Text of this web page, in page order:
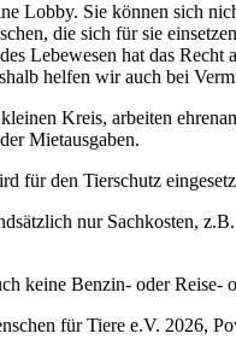
Lobby. Sie können sich
die sich für sie
Lebewesen hat das Recht
helfen wir auch bei
Kreis, arbeiten
Mietausgaben.
für den Tierschutz
nur Sachkosten,
keine Benzin- oder Reise-
für Tiere e.V. 2026,